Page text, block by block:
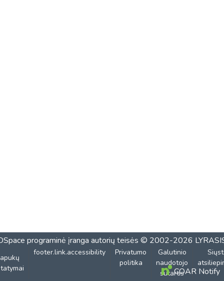
programinė įranga autorių teisės © 2002-2026
footer.link.accessibility
Privatumo
politika
Galutinio
naudotojo
sutartisCOAR Notify